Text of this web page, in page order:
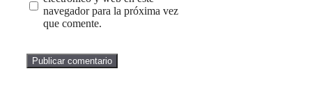
navegador para la próxima vez
que comente.